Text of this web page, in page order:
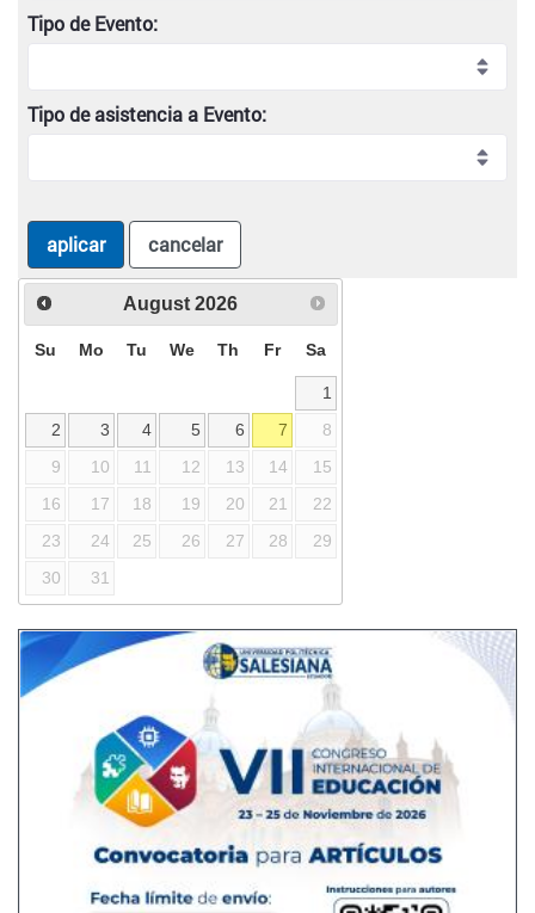
Tipo de Evento:
Tipo de asistencia a Evento:
aplicar cancelar
August 2026
Su Mo Tu We Th Fr Sa
1
2
3 4 5 6 7
8
9
10 11 12 13 14
15
16
17 18 19 20 21
22
23
24 25 26 27 28
29
30
31